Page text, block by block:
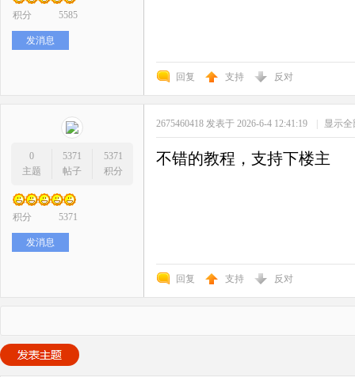
积分 5585
发消息
回复 支持 反对
0
主题
5371
帖子
5371
积分
积分 5371
发消息
2675460418 发表于 2026-6-4 12:41:19 | 显示
不错的教程，支持下楼主
回复 支持 反对